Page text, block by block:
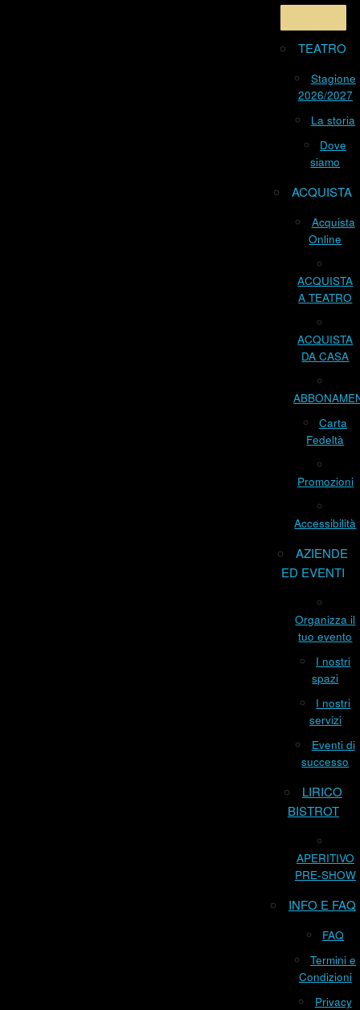
TEATRO
Stagione
2026/2027
La storia
Dove
siamo
ACQUISTA
Acquista
Online
ACQUISTA
A TEATRO
ACQUISTA
DA CASA
Carta
Fedeltà
Promozioni
Accessibilità
AZIENDE
ED EVENTI
Organizza il
tuo evento
I nostri
spazi
I nostri
servizi
Eventi di
successo
LIRICO
BISTROT
APERITIVO
PRE-SHOW
INFO E FAQ
FAQ
Termini e
Condizioni
Privacy